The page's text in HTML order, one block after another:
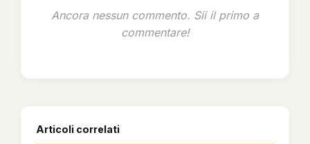
Ancora nessun commento. Sii il primo a
commentare!
Articoli correlati